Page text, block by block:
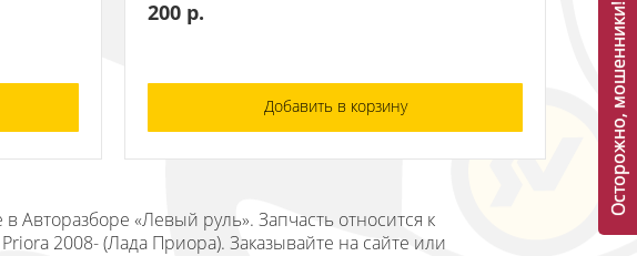
200 р.
Добавить в корзину
Авторазборе «Левый руль». Запчасть относится к
2008- (Лада Приора). Заказывайте на сайте или
Осторожно, мошенники!